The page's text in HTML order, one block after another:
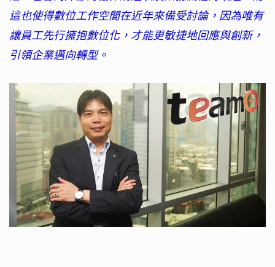
這也使得數位工作空間在近年來備受討論，因為唯有
讓員工先行擁抱數位化，才能更敏捷地回應與創新，
引領企業邁向轉型。